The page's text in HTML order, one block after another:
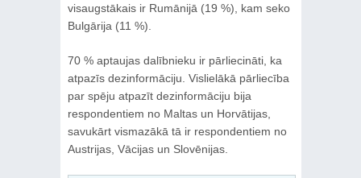
visaugstākais ir Rumānijā (19 %), kam seko
Bulgārija (11 %).
70 % aptaujas dalībnieku ir pārliecināti, ka
atpazīs dezinformāciju. Vislielākā pārliecība
par spēju atpazīt dezinformāciju bija
respondentiem no Maltas un Horvātijas,
savukārt vismazākā tā ir respondentiem no
Austrijas, Vācijas un Slovēnijas.